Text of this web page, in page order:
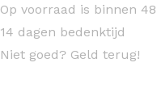
Op voorraad is binnen
14 dagen bedenktijd
Niet goed? Geld terug!